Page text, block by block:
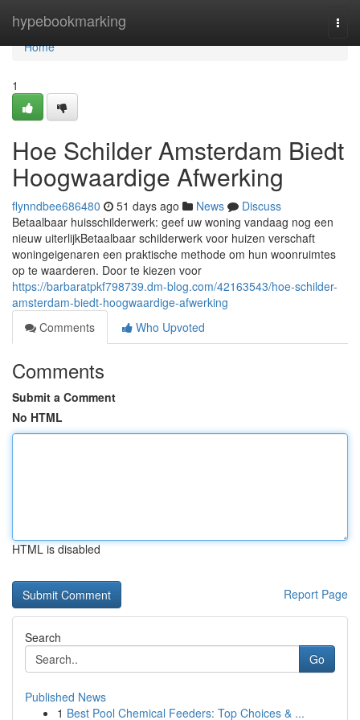
hypebookmarking
Home
Home
1
Hoe Schilder Amsterdam Biedt
Hoogwaardige Afwerking
flynndbee686480 51 days ago News
Discuss
Betaalbaar huisschilderwerk: geef uw woning vandaag nog een
nieuw uiterlijkBetaalbaar schilderwerk voor huizen verschaft
woningeigenaren een praktische methode om hun woonruimtes
op te waarderen. Door te kiezen voor
https://barbaratpkf798739.dm-blog.com/42163543/hoe-schilder-
amsterdam-biedt-hoogwaardige-afwerking
Comments
Who Upvoted
Comments
Submit a Comment
No HTML
HTML is disabled
Report Page
Search
Go
Published News
1 Best Pool Chemical Feeders: Top Choices & ...